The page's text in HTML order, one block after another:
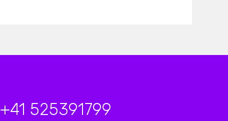
+41 525391799